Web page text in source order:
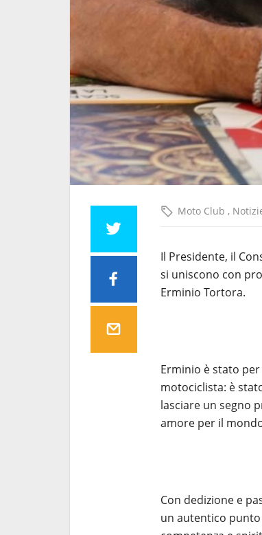
Moto Club ,
Il Presidente, il
si uniscono con
Erminio Tortora.
Erminio è stato
motociclista: è
lasciare un segno
amore per il
Con dedizione e
un autentico